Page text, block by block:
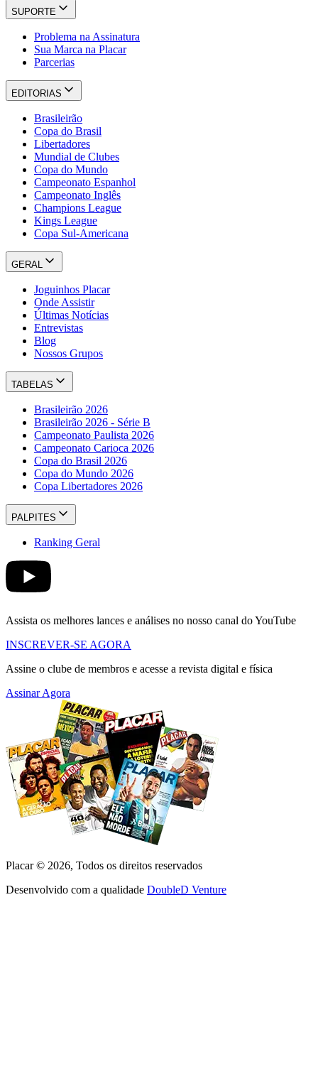
SUPORTE
Problema na Assinatura
Sua Marca na Placar
Parcerias
EDITORIAS
Brasileirão
Copa do Brasil
Libertadores
Mundial de Clubes
Copa do Mundo
Campeonato Espanhol
Campeonato Inglês
Champions League
Kings League
Copa Sul-Americana
GERAL
Joguinhos Placar
Onde Assistir
Últimas Notícias
Entrevistas
Blog
Nossos Grupos
TABELAS
Brasileirão 2026
Brasileirão 2026 - Série B
Campeonato Paulista 2026
Campeonato Carioca 2026
Copa do Brasil 2026
Copa do Mundo 2026
Copa Libertadores 2026
PALPITES
Ranking Geral
Assista os melhores lances e análises no nosso canal do YouTube
INSCREVER-SE AGORA
Assine o clube de membros e acesse a revista digital e física
Assinar Agora
Placar © 2026, Todos os direitos reservados
Desenvolvido com a qualidade DoubleD Venture